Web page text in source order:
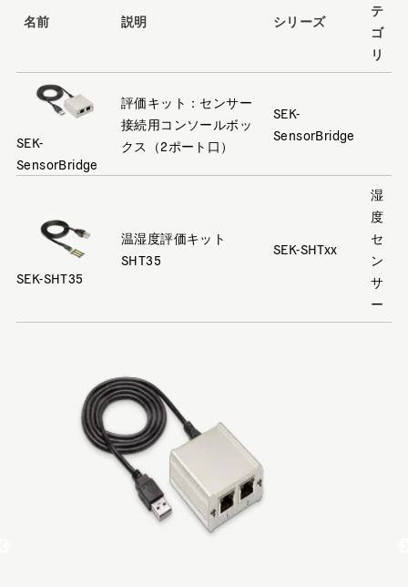
名前 説明 シリーズ
テ
ゴ
リ
SEK-
SensorBridge
評価キット：センサー
接続用コンソールボッ
クス（2ポート口）
SEK-
SensorBridge
SEK-SHT35
温湿度評価キット
SHT35
SEK-SHTxx
湿
度
セ
ン
サ
ー